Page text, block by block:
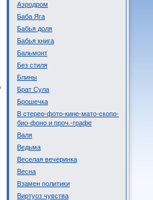
Аэродром
Баба Яга
Бабья доля
Бабья книга
Бальмонт
Без стиля
Блины
Брат Сула
Брошечка
В стерео-фото-кине-мато-скопо-
био-фоно и проч.-графе
Валя
Ведьма
Веселая вечеринка
Весна
Взамен политики
Виртуоз чувства